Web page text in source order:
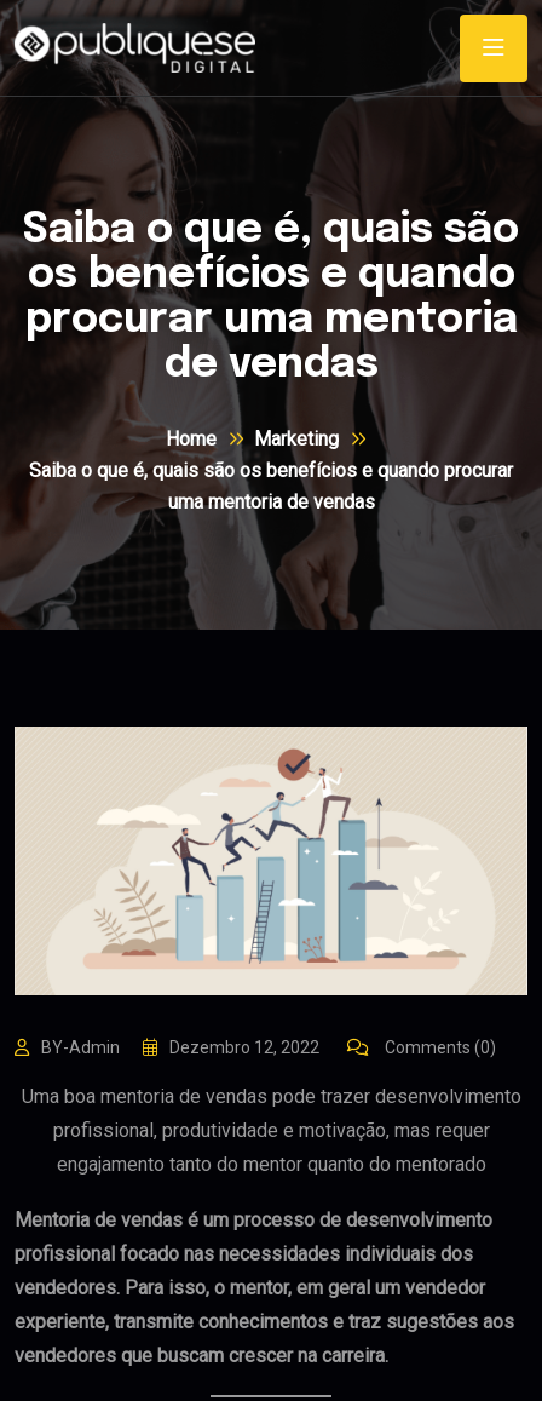
Saiba o que é, quais são
os benefícios e quando
procurar uma mentoria
de vendas
Home
Marketing
Saiba o que é, quais são os benefícios e quando procurar
uma mentoria de vendas
BY-Admin Dezembro 12, 2022 Comments (0)
Uma boa mentoria de vendas pode trazer desenvolvimento
profissional, produtividade e motivação, mas requer
engajamento tanto do mentor quanto do mentorado
Mentoria de vendas é um processo de desenvolvimento
profissional focado nas necessidades individuais dos
vendedores. Para isso, o mentor, em geral um vendedor
experiente, transmite conhecimentos e traz sugestões aos
vendedores que buscam crescer na carreira.